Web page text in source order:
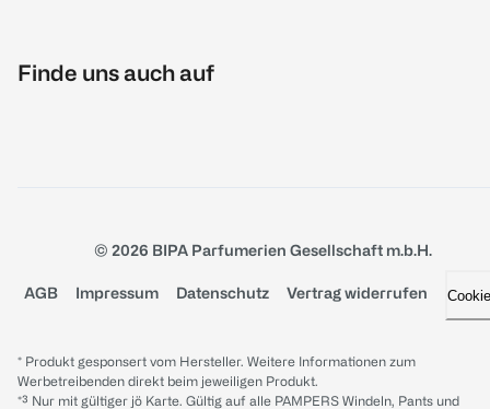
Finde uns auch auf
© 2026 BIPA Parfumerien Gesellschaft m.b.H.
AGB Impressum Datenschutz Vertrag widerrufen
* Produkt gesponsert vom Hersteller. Weitere Informationen zum
Werbetreibenden direkt beim jeweiligen Produkt.
*³ Nur mit gültiger jö Karte. Gültig auf alle PAMPERS Windeln, Pants und